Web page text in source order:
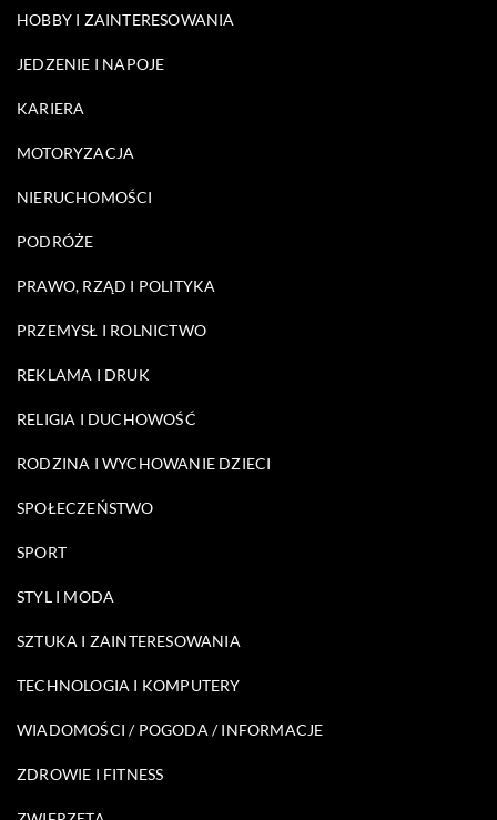
HOBBY I ZAINTERESOWANIA
JEDZENIE I NAPOJE
KARIERA
MOTORYZACJA
NIERUCHOMOŚCI
PODRÓŻE
PRAWO, RZĄD I POLITYKA
PRZEMYSŁ I ROLNICTWO
REKLAMA I DRUK
RELIGIA I DUCHOWOŚĆ
RODZINA I WYCHOWANIE DZIECI
SPOŁECZEŃSTWO
SPORT
STYL I MODA
SZTUKA I ZAINTERESOWANIA
TECHNOLOGIA I KOMPUTERY
WIADOMOŚCI / POGODA / INFORMACJE
ZDROWIE I FITNESS